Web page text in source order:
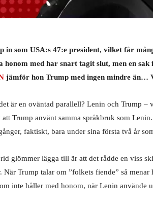
in som USA:s 47:e president, vilket får
honom med har snart tagit slut, men en sak
jämför hon Trump med ingen mindre än…
är en oväntad parallell? Lenin och Trump –
att Trump använt samma språkbruk som
faktiskt, bara under sina första två år
glömmer lägga till är att det rådde en viss
Trump talar om ”folkets fiende” så menar
inte håller med honom, när Lenin använde